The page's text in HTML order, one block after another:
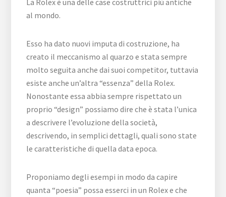
al mondo.
Esso ha dato nuovi imputa di costruzione, ha
creato il meccanismo al quarzo e stata sempre
molto seguita anche dai suoi competitor, tuttavia
esiste anche un’altra “essenza” della Rolex.
Nonostante essa abbia sempre rispettato un
proprio “design” possiamo dire che è stata l’unica
a descrivere l’evoluzione della società,
descrivendo, in semplici dettagli, quali sono state
le caratteristiche di quella data epoca.
Proponiamo degli esempi in modo da capire
quanta “poesia” possa esserci in un Rolex e che